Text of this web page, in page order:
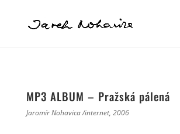
MP3 ALBUM – Pražská pálená
Jaromír Nohavica /internet, 2006